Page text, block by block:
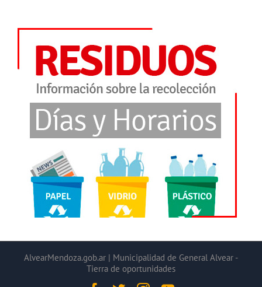
AlvearMendoza.gob.ar | Municipalidad de General Alvear -
Tierra de oportunidades